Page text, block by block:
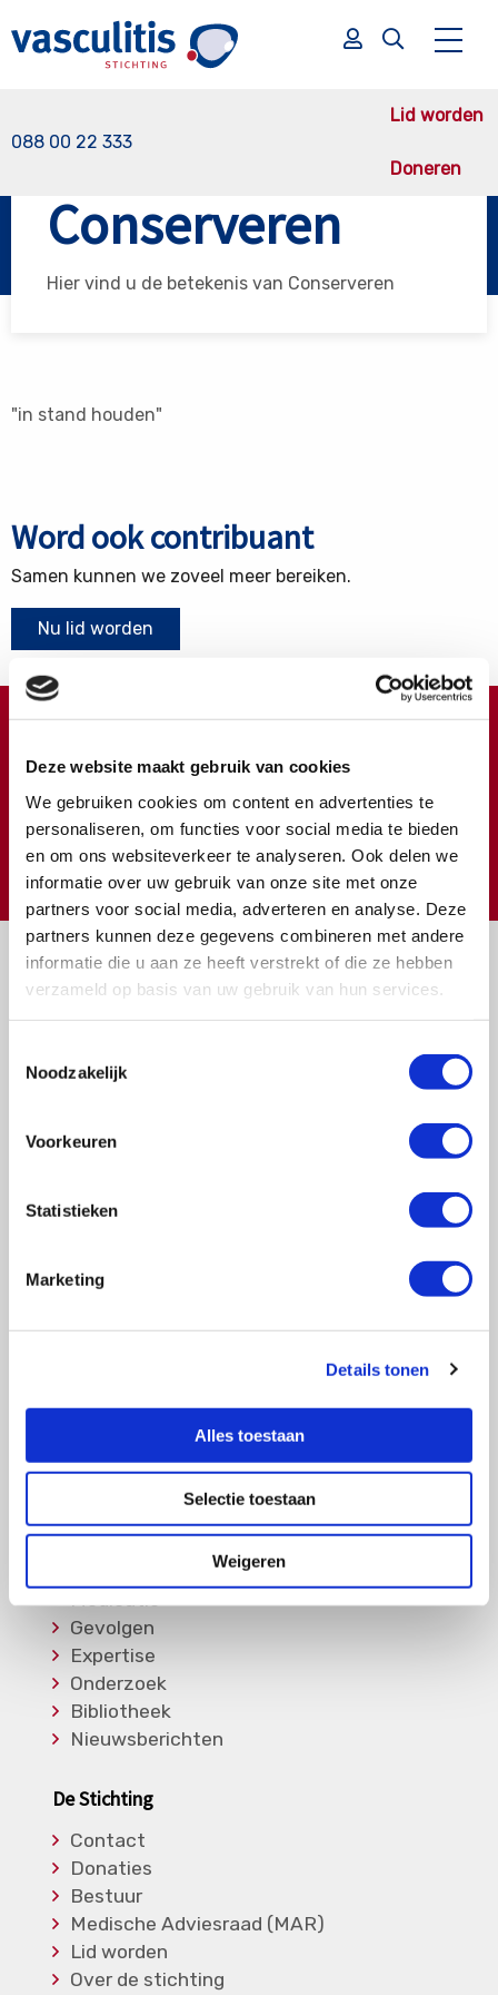
Deze website maakt gebruik van cookies
We gebruiken cookies om content en advertenties te
personaliseren, om functies voor social media te bieden
en om ons websiteverkeer te analyseren. Ook delen we
informatie over uw gebruik van onze site met onze
partners voor social media, adverteren en analyse. Deze
partners kunnen deze gegevens combineren met andere
informatie die u aan ze heeft verstrekt of die ze hebben
verzameld op basis van uw gebruik van hun services.
Noodzakelijk
Voorkeuren
Statistieken
Marketing
Details tonen
Alles toestaan
Selectie toestaan
Weigeren
088 00 22 333
Lid worden
Doneren
Zoek
Zoek
Conserveren
Hier vind u de betekenis van Conserveren
"in stand houden"
Word ook contribuant
Samen kunnen we zoveel meer bereiken.
Nu lid worden
Meer weten over wat we met uw extra gift doen?
Klik hier
€ Doneer
Vragen?
of bel ons op:
Ziektebeelden
EGPA
RCA
Overige Vasculitiden
Informatie
Soorten Vasculitis
Medicatie
Gevolgen
Expertise
Onderzoek
Bibliotheek
Nieuwsberichten
De Stichting
Contact
Donaties
Bestuur
Medische Adviesraad (MAR)
Lid worden
Over de stichting